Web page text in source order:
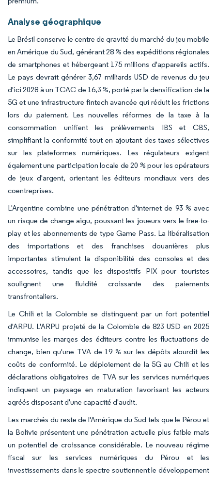
Analyse géographique
Le Brésil conserve le centre de gravité du marché du jeu mobile
en Amérique du Sud, générant 28 % des expéditions régionales
de smartphones et hébergeant 175 millions d'appareils actifs.
Le pays devrait générer 3,67 milliards USD de revenus du jeu
d'ici 2028 à un TCAC de 16,3 %, porté par la densification de la
5G et une infrastructure fintech avancée qui réduit les frictions
lors du paiement. Les nouvelles réformes de la taxe à la
consommation unifient les prélèvements IBS et CBS,
simplifiant la conformité tout en ajoutant des taxes sélectives
sur les plateformes numériques. Les régulateurs exigent
également une participation locale de 20 % pour les opérateurs
de jeux d'argent, orientant les éditeurs mondiaux vers des
coentreprises.
L'Argentine combine une pénétration d'internet de 93 % avec
un risque de change aigu, poussant les joueurs vers le free-to-
play et les abonnements de type Game Pass. La libéralisation
des importations et des franchises douanières plus
importantes stimulent la disponibilité des consoles et des
accessoires, tandis que les dispositifs PIX pour touristes
soulignent une fluidité croissante des paiements
transfrontaliers.
Le Chili et la Colombie se distinguent par un fort potentiel
d'ARPU. L'ARPU projeté de la Colombie de 823 USD en 2025
immunise les marges des éditeurs contre les fluctuations de
change, bien qu'une TVA de 19 % sur les dépôts alourdit les
coûts de conformité. Le déploiement de la 5G au Chili et les
déclarations obligatoires de TVA sur les services numériques
indiquent un paysage en maturation favorisant les acteurs
agréés disposant d'une capacité d'audit.
Les marchés du reste de l'Amérique du Sud tels que le Pérou et
la Bolivie présentent une pénétration actuelle plus faible mais
un potentiel de croissance considérable. Le nouveau régime
fiscal sur les services numériques du Pérou et les
investissements dans le spectre soutiennent le développement